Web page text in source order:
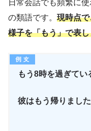
日常会話でも頻繁に
の類語です。 現時点
様子を「もう」で表
もう8時を過ぎてい
彼はもう帰りまし